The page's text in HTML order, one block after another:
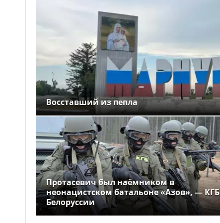
Восставший из пепла
Протасевич был наёмником в
неонацистском батальоне «Азов», — КГБ
Белоруссии